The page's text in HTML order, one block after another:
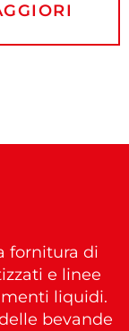
fornitura di
e linee
liquidi.
bevande